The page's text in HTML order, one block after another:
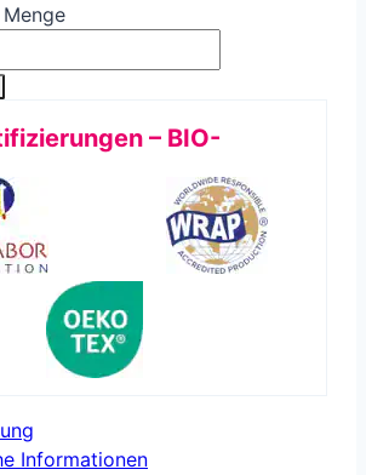
– BIO-
Informationen